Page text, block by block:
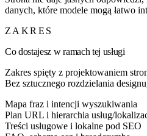
danych, które modele mogą łatwo
ZAKRES
Co dostajesz w ramach tej usługi
Zakres spięty z projektowaniem
Bez sztucznego rozdzielania
Mapa fraz i intencji wyszukiwania
Plan URL i hierarchia usług/
Treści usługowe i lokalne pod SEO